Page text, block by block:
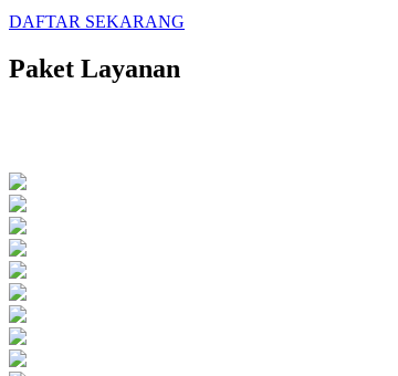
DAFTAR SEKARANG
Paket Layanan